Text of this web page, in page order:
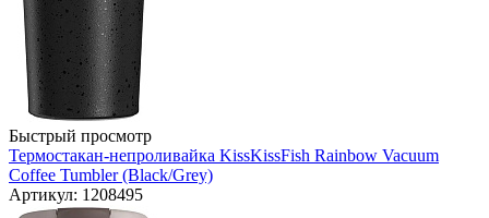
Быстрый просмотр
Термостакан-непроливайка KissKissFish Rainbow Vacuum
Coffee Tumbler (Black/Grey)
Артикул: 1208495